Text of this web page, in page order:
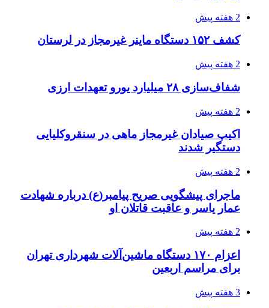
2 هفته پیش
کشف ۱۵۲ دستگاه ماینر غیرمجاز در لرستان
2 هفته پیش
شفاف‌سازی ۲۸ میلیارد یورو تعهدات ارزی
2 هفته پیش
اکیپ صیادان غیرمجاز ماهی در سنقروکلیایی
دستگیر شدند
2 هفته پیش
ماجرای پیشگویی صریح پیامبر(ع) درباره شهادت
عمار یاسر و عاقبت قاتلان او
2 هفته پیش
اعزام ۱۷۰ دستگاه ماشین‌آلات شهرداری تهران
برای مراسم اربعین
3 هفته پیش